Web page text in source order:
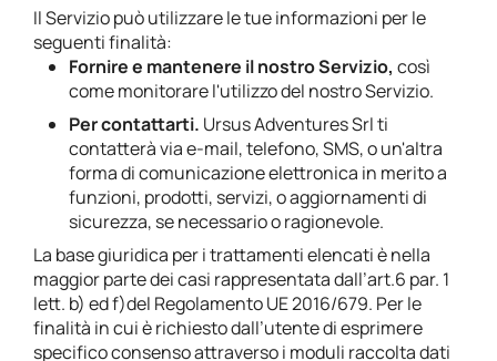
Il Servizio può utilizzare le tue informazioni per le
seguenti finalità:
Fornire e mantenere il nostro Servizio, così
come monitorare l'utilizzo del nostro Servizio.
Per contattarti. Ursus Adventures Srl ti
contatterà via e-mail, telefono, SMS, o un'altra
forma di comunicazione elettronica in merito a
funzioni, prodotti, servizi, o aggiornamenti di
sicurezza, se necessario o ragionevole.
La base giuridica per i trattamenti elencati è nella
maggior parte dei casi rappresentata dall’art.6 par. 1
lett. b) ed f)del Regolamento UE 2016/679. Per le
finalità in cui è richiesto dall’utente di esprimere
specifico consenso attraverso i moduli raccolta dati